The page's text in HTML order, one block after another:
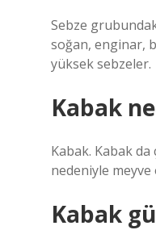
Sebze
soğan, enginar,
yüksek sebzeler.
Kabak
Kabak. Kabak
nedeniyle meyve
Kabak